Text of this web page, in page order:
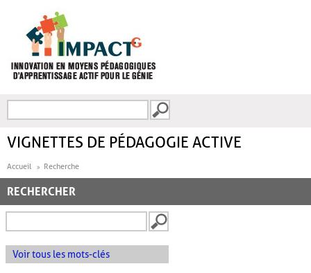
FORMULAIRE DE
VIGNETTES DE PÉDAGOGIE ACTIVE
Accueil Recherche
RECHERCHER
Voir tous les mots-clés